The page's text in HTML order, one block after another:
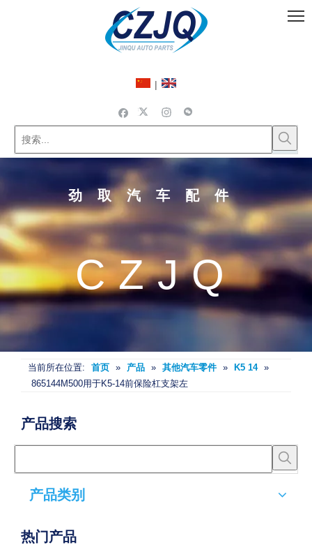
|
劲取汽车配件
CZJQ
当前所在位置: 首页 » 产品 » 其他汽车零件 » K5 14 »
865144M500用于K5-14前保险杠支架左
产品搜索
产品类别
热门产品